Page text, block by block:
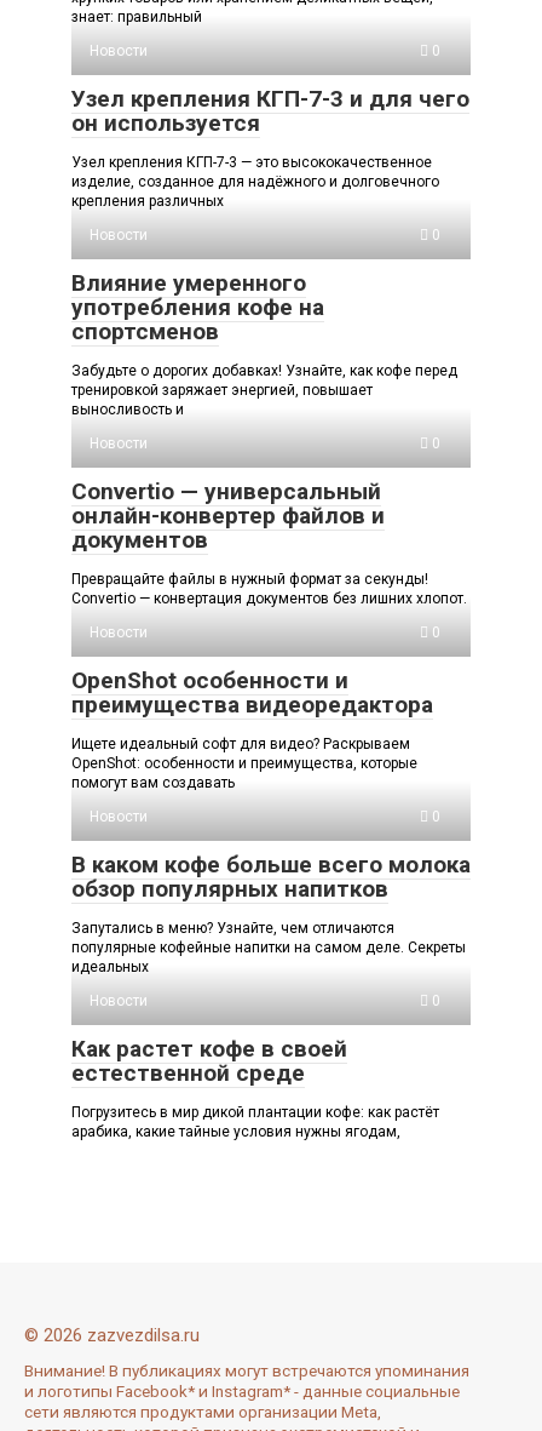
знает: правильный
Новости
0
Узел крепления КГП-7-3 и для чего
он используется
Узел крепления КГП-7-3 — это высококачественное
изделие, созданное для надёжного и долговечного
крепления различных
Новости
0
Влияние умеренного
употребления кофе на
спортсменов
Забудьте о дорогих добавках! Узнайте, как кофе перед
тренировкой заряжает энергией, повышает
выносливость и
Новости
0
Convertio — универсальный
онлайн-конвертер файлов и
документов
Превращайте файлы в нужный формат за секунды!
Convertio — конвертация документов без лишних хлопот.
Новости
0
OpenShot особенности и
преимущества видеоредактора
Ищете идеальный софт для видео? Раскрываем
OpenShot: особенности и преимущества, которые
помогут вам создавать
Новости
0
В каком кофе больше всего молока
обзор популярных напитков
Запутались в меню? Узнайте, чем отличаются
популярные кофейные напитки на самом деле. Секреты
идеальных
Новости
0
Как растет кофе в своей
естественной среде
Погрузитесь в мир дикой плантации кофе: как растёт
арабика, какие тайные условия нужны ягодам,
© 2026 zazvezdilsa.ru
Внимание! В публикациях могут встречаются упоминания
и логотипы Facebook* и Instagram* - данные социальные
сети являются продуктами организации Meta,